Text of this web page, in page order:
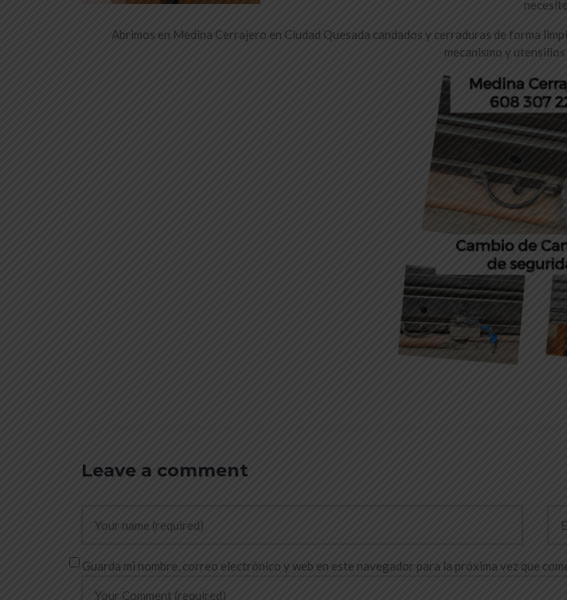
Abrimos en Medina Cerrajero en Ciudad Quesada candados y cerraduras de forma
mecanismo y
Leave a comment
Guarda mi nombre, correo electrónico y web en este navegador para la próxima vez que